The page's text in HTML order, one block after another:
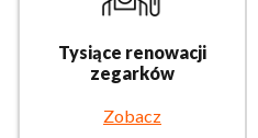
Tysiące renowacji
zegarków
Zobacz